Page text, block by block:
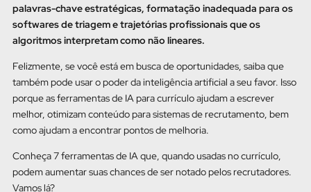
palavras-chave estratégicas, formatação inadequada para os
softwares de triagem e trajetórias profissionais que os
algoritmos interpretam como não lineares.
Felizmente, se você está em busca de oportunidades, saiba que
também pode usar o poder da inteligência artificial a seu favor. Isso
porque as ferramentas de IA para currículo ajudam a escrever
melhor, otimizam conteúdo para sistemas de recrutamento, bem
como ajudam a encontrar pontos de melhoria.
Conheça 7 ferramentas de IA que, quando usadas no currículo,
podem aumentar suas chances de ser notado pelos recrutadores.
Vamos lá?